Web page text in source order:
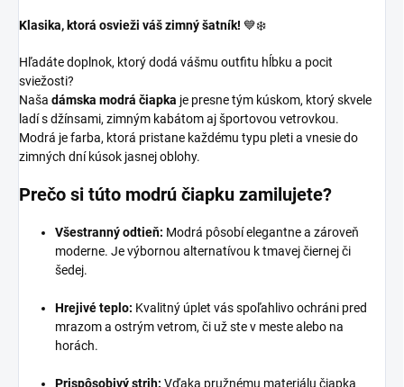
Klasika, ktorá osvieži váš zimný šatník! 💙❄️
Hľadáte doplnok, ktorý dodá vášmu outfitu hĺbku a pocit
sviežosti?
Naša dámska modrá čiapka je presne tým kúskom, ktorý skvele
ladí s džínsami, zimným kabátom aj športovou vetrovkou.
Modrá je farba, ktorá pristane každému typu pleti a vnesie do
zimných dní kúsok jasnej oblohy.
Prečo si túto modrú čiapku zamilujete?
Všestranný odtieň: Modrá pôsobí elegantne a zároveň
moderne. Je výbornou alternatívou k tmavej čiernej či
šedej.
Hrejivé teplo: Kvalitný úplet vás spoľahlivo ochráni pred
mrazom a ostrým vetrom, či už ste v meste alebo na
horách.
Prispôsobivý strih: Vďaka pružnému materiálu čiapka